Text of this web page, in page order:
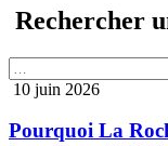
Rechercher
10 juin 2026
Pourquoi La